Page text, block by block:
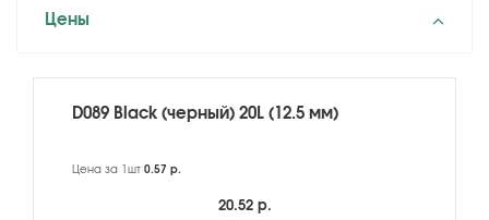
Цены
D089 Black (черный) 20L (12.5 мм)
Цена за 1шт 0.57 р.
20.52 р.